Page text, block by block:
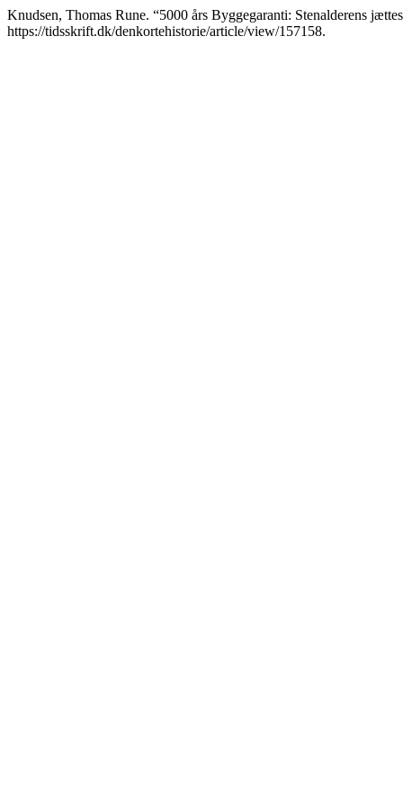
Knudsen, Thomas Rune. “5000 års Byggegaranti: Stenalderens
https://tidsskrift.dk/denkortehistorie/article/view/157158.